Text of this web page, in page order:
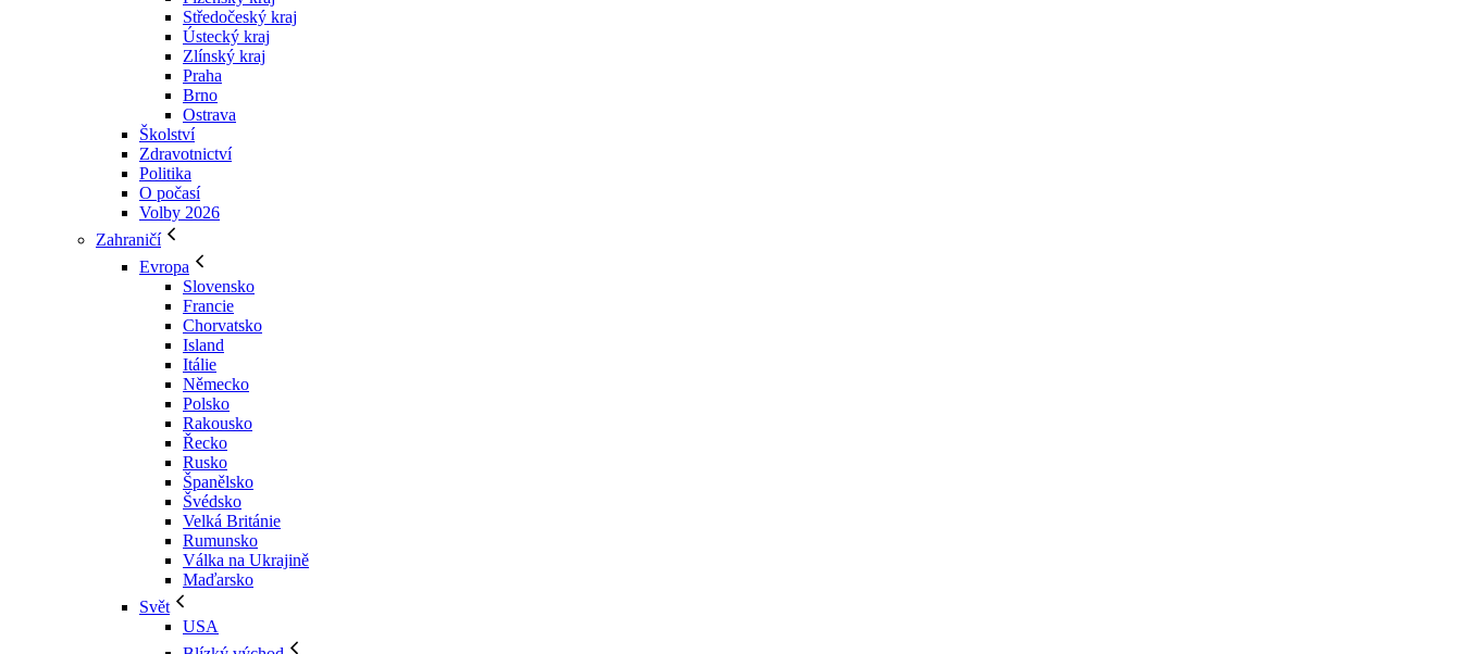
Středočeský kraj
Ústecký kraj
Zlínský kraj
Praha
Brno
Ostrava
Školství
Zdravotnictví
Politika
O počasí
Volby 2026
Zahraničí
Evropa
Slovensko
Francie
Chorvatsko
Island
Itálie
Německo
Polsko
Rakousko
Řecko
Rusko
Španělsko
Švédsko
Velká Británie
Rumunsko
Válka na Ukrajině
Maďarsko
Svět
USA